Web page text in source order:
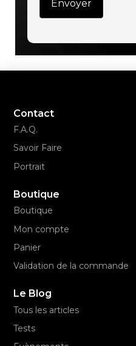
Contact
F.A.Q.
Savoir Faire
Portrait
Boutique
Boutique
Mon compte
Panier
Validation de la commande
Le Blog
Tous les articles
Tests